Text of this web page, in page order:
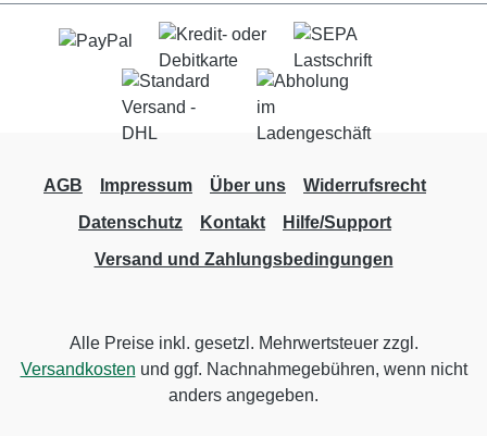
AGB Impressum Über uns
Widerrufsrecht
Datenschutz
Kontakt
Hilfe/Support
Versand und Zahlungsbedingungen
Alle Preise inkl. gesetzl. Mehrwertsteuer zzgl.
Versandkosten und ggf. Nachnahmegebühren, wenn nicht
anders angegeben.